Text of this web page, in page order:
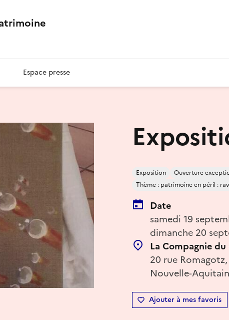
Espace presse
Exposition
Ouverture
Thème : patrimoine en péril :
Date
samedi 19
dimanche 20
La Compagnie
20 rue
Nouvelle-
Ajouter à mes favoris